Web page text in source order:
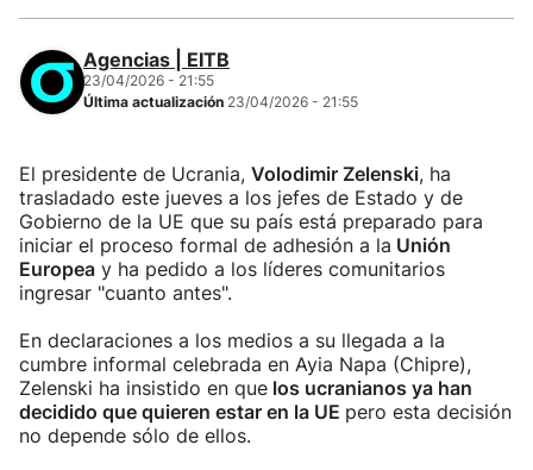
Agencias | EITB
23/04/2026 - 21:55
Última actualización 23/04/2026 - 21:55
El presidente de Ucrania, Volodimir Zelenski, ha
trasladado este jueves a los jefes de Estado y de
Gobierno de la UE que su país está preparado para
iniciar el proceso formal de adhesión a la Unión
Europea y ha pedido a los líderes comunitarios
ingresar "cuanto antes".
En declaraciones a los medios a su llegada a la
cumbre informal celebrada en Ayia Napa (Chipre),
Zelenski ha insistido en que los ucranianos ya han
decidido que quieren estar en la UE pero esta decisión
no depende sólo de ellos.